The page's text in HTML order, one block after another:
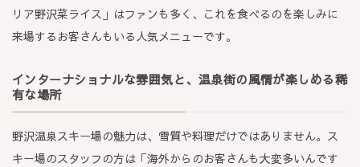
リア野沢菜ライス」はファンも多く、これを食べるのを楽しみに
来場するお客さんもいる人気メニューです。
インターナショナルな雰囲気と、温泉街の風情が楽しめる稀
有な場所
野沢温泉スキー場の魅力は、雪質や料理だけではありません。ス
キー場のスタッフの方は「海外からのお客さんも大変多いんです